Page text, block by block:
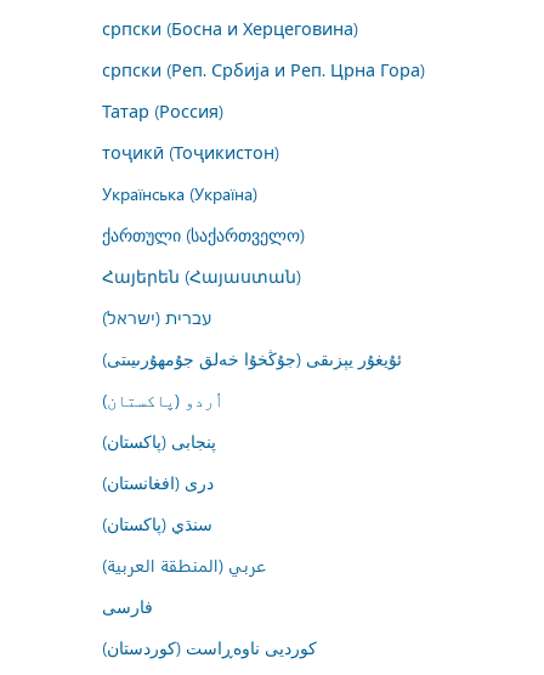
српски (Босна и Херцеговина)
српски (Реп. Србија и Реп. Црна Гора)
Татар (Россия)
тоҷикӣ (Тоҷикистон)
Українська (Україна)
ქართული (საქართველო)
Հայերեն (Հայաստան)
עברית (ישראל)
ئۇيغۇر يېزىقى (جۇڭخۇا خەلق جۇمھۇرىيىتى)
اُردو (پاکستان)
پنجابی (پاکستان)
درى (افغانستان)
سنڌي (پاکستان)
عربي (المنطقة العربية)
فارسى
کوردیی ناوەڕاست (کوردستان)